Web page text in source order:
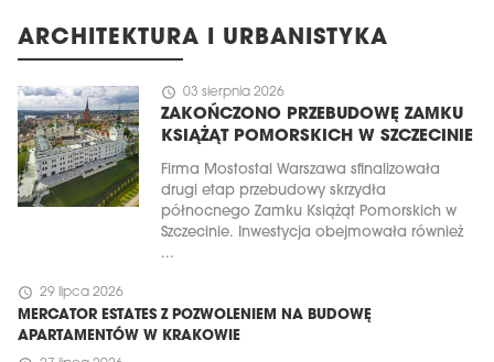
ARCHITEKTURA I URBANISTYKA
schedule 03 sierpnia 2026
ZAKOŃCZONO PRZEBUDOWĘ ZAMKU
KSIĄŻĄT POMORSKICH W SZCZECINIE
Firma Mostostal Warszawa sfinalizowała
drugi etap przebudowy skrzydła
północnego Zamku Książąt Pomorskich w
Szczecinie. Inwestycja obejmowała również
...
schedule 29 lipca 2026
MERCATOR ESTATES Z POZWOLENIEM NA BUDOWĘ
APARTAMENTÓW W KRAKOWIE